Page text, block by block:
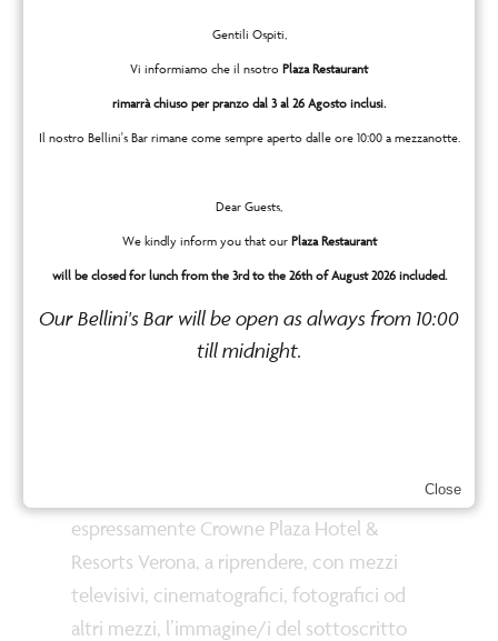
sicuro protetto da accesso, uso o
divulgazione non autorizzata. Adottiamo
sistemi di protezione fisica, tecnica e
amministrativa ragionevoli per proteggere
completamente garantita come sicura.
espressamente Crowne Plaza Hotel &
Resorts Verona, a riprendere, con mezzi
televisivi, cinematografici, fotografici od
altri mezzi, l’immagine/i del sottoscritto
Close
Gentili Ospiti,
Vi informiamo che il nsotro Plaza Restaurant
rimarrà chiuso per pranzo dal 3 al 26 Agosto inclusi.
Il nostro Bellini's Bar rimane come sempre aperto dalle ore 10:00 a mezzanotte.
Dear Guests,
We kindly inform you that our Plaza Restaurant
will be closed for lunch from the 3rd to the 26th of August 2026 included.
Our Bellini's Bar will be open as always from 10:00
till midnight.